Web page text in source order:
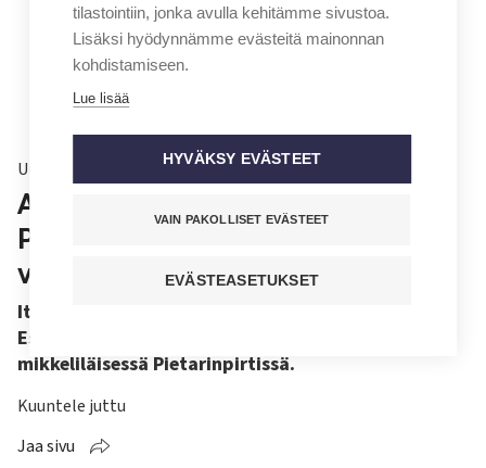
Uutinen
Avi antoi Essotelle kehotuksen:
Pietarinpirtin lääkehoitoa
valvottava paremmin
Itä-Suomen aluehallintoviraston (avi) mukaan
Essote on valvonut puutteellisesti lääkehoitoa
mikkeliläisessä Pietarinpirtissä.
Kuuntele juttu
Jaa sivu
tilastointiin, jonka avulla kehitämme sivustoa.
Lisäksi hyödynnämme evästeitä mainonnan
kohdistamiseen.
Lue lisää
HYVÄKSY EVÄSTEET
VAIN PAKOLLISET EVÄSTEET
EVÄSTEASETUKSET